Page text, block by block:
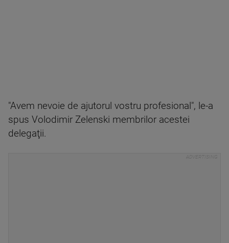
"Avem nevoie de ajutorul vostru profesional", le-a
spus Volodimir Zelenski membrilor acestei
delegaţii.